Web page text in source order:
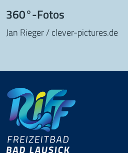
360°-Fotos
Jan Rieger / clever-pictures.de